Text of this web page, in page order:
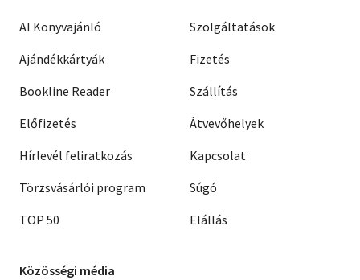
AI Könyvajánló
Ajándékkártyák
Bookline Reader
Előfizetés
Hírlevél feliratkozás
Törzsvásárlói program
TOP 50
Szolgáltatások
Fizetés
Szállítás
Átvevőhelyek
Kapcsolat
Súgó
Elállás
Közösségi média